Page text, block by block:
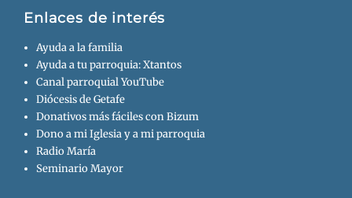
Enlaces de interés
Ayuda a la familia
Ayuda a tu parroquia: Xtantos
Canal parroquial YouTube
Diócesis de Getafe
Donativos más fáciles con Bizum
Dono a mi Iglesia y a mi parroquia
Radio María
Seminario Mayor